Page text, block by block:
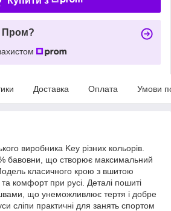
Пром?
Доставка Оплата Умови
виробника Key різних кольорів.
бавовни, що створює максимальний
класичного крою з вшитою
комфорт при русі. Деталі пошиті
що унеможливлює тертя і добре
сліпи практичні для занять спортом